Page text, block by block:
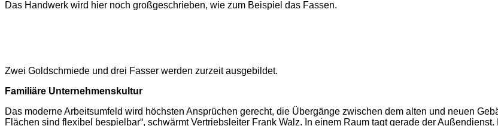
Das Handwerk wird hier noch großgeschrieben, wie zum Beispiel das Fassen.
Zwei Goldschmiede und drei Fasser werden zurzeit ausgebildet.
Familiäre Unternehmenskultur
Das moderne Arbeitsumfeld wird höchsten Ansprüchen gerecht, die Übergänge zwischen dem alten und neuen
Flächen sind flexibel bespielbar“, schwärmt Vertriebsleiter Frank Walz. In einem Raum tagt gerade der